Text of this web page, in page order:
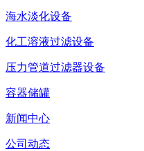
海水淡化设备
化工溶液过滤设备
压力管道过滤器设备
容器储罐
新闻中心
公司动态